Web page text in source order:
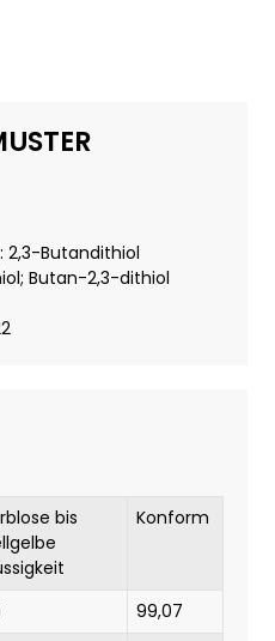
2,3-Butandithiol
Butan-2,3-dithiol
bis
Konform
99,07